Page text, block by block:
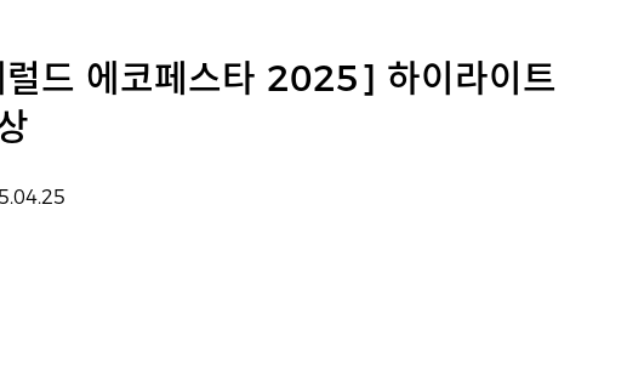
럴드 에코페스타 2025] 하이라이트